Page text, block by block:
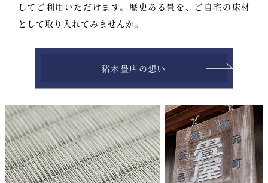
してご利用いただけます。 歴史ある畳を、ご自宅の床材
として取り入れてみませんか。
猪木畳店の想い